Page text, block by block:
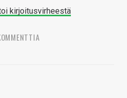
kirjoitusvirheestä